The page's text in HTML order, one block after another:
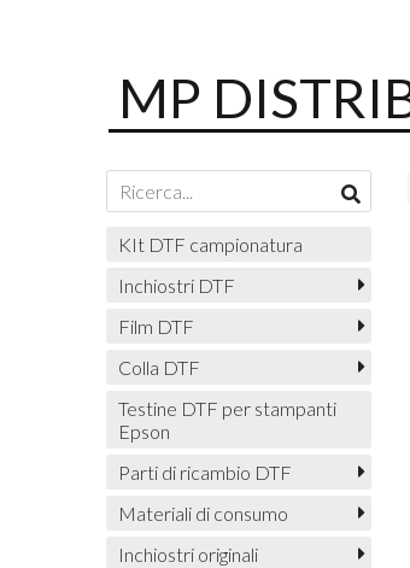
MP
KIt DTF campionatura
Inchiostri DTF
Film DTF
Colla DTF
Testine DTF per stampanti
Epson
Parti di ricambio DTF
Materiali di consumo
Inchiostri originali